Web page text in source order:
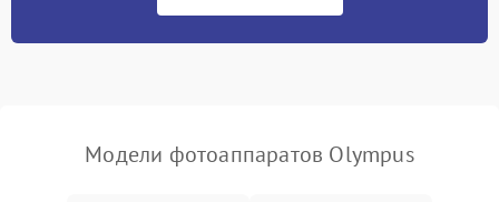
Модели фотоаппаратов Olympus